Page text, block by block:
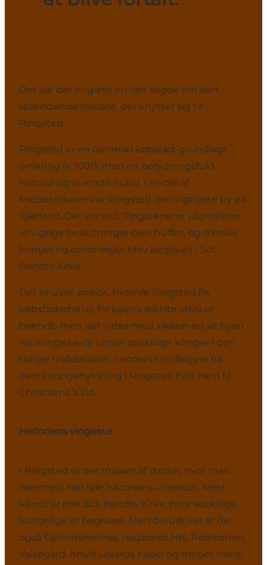
Det var der engang en, der sagde om den
spændende historie, der knytter sig til
Ringsted.
Ringsted er en gammel købstad, grundlagt
omkring år 1000, med en betydningsfuld
historie og levende nutid. I en del af
Middelalderen var Ringsted den vigtigste by på
Sjælland. Det var ved 'Tingstenene' i bymidten,
at vigtige beslutninger blev truffet, og danske
konger og dronninger blev begravet i Sct.
Bendts Kirke.
Det er uvist præcis, hvornår Ringsted fik
købstadsstatus, for byens ældste arkiv er
brændt, men det vides med sikkerhed, at byen
var kongesæde under adskillige konger i den
tidlige middelalder. Landets tronfølgere fik
deres kongehyldning i Ringsted helt frem til
Christian 4.’s tid.
Historiens vingesus
I Ringsted er der masser af steder, hvor man
nærmest kan føle historiens vingesus. Mest
kendt er nok Sct. Bendts Kirke, hvor adskillige
kongelige er begravet. Men derudover er der
også Gyldenløveshøj, Hagbards Høj, Ridebanen,
Valsøgård, Knud Lavards Kapel og meget mere.